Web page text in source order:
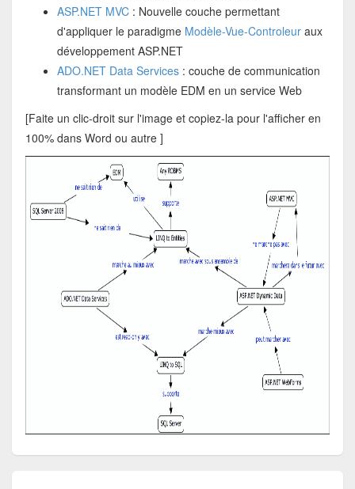
ASP.NET MVC: Nouvelle couche permettant
d'appliquer le paradigme Modèle-Vue-Controleuraux
développement ASP.NET
ADO.NET Data Services: couche de communication
transformant un modèle EDM en un service Web
[Faite un clic-droit sur l'image et copiez-la pour l'afficher en
100% dans Word ou autre ]